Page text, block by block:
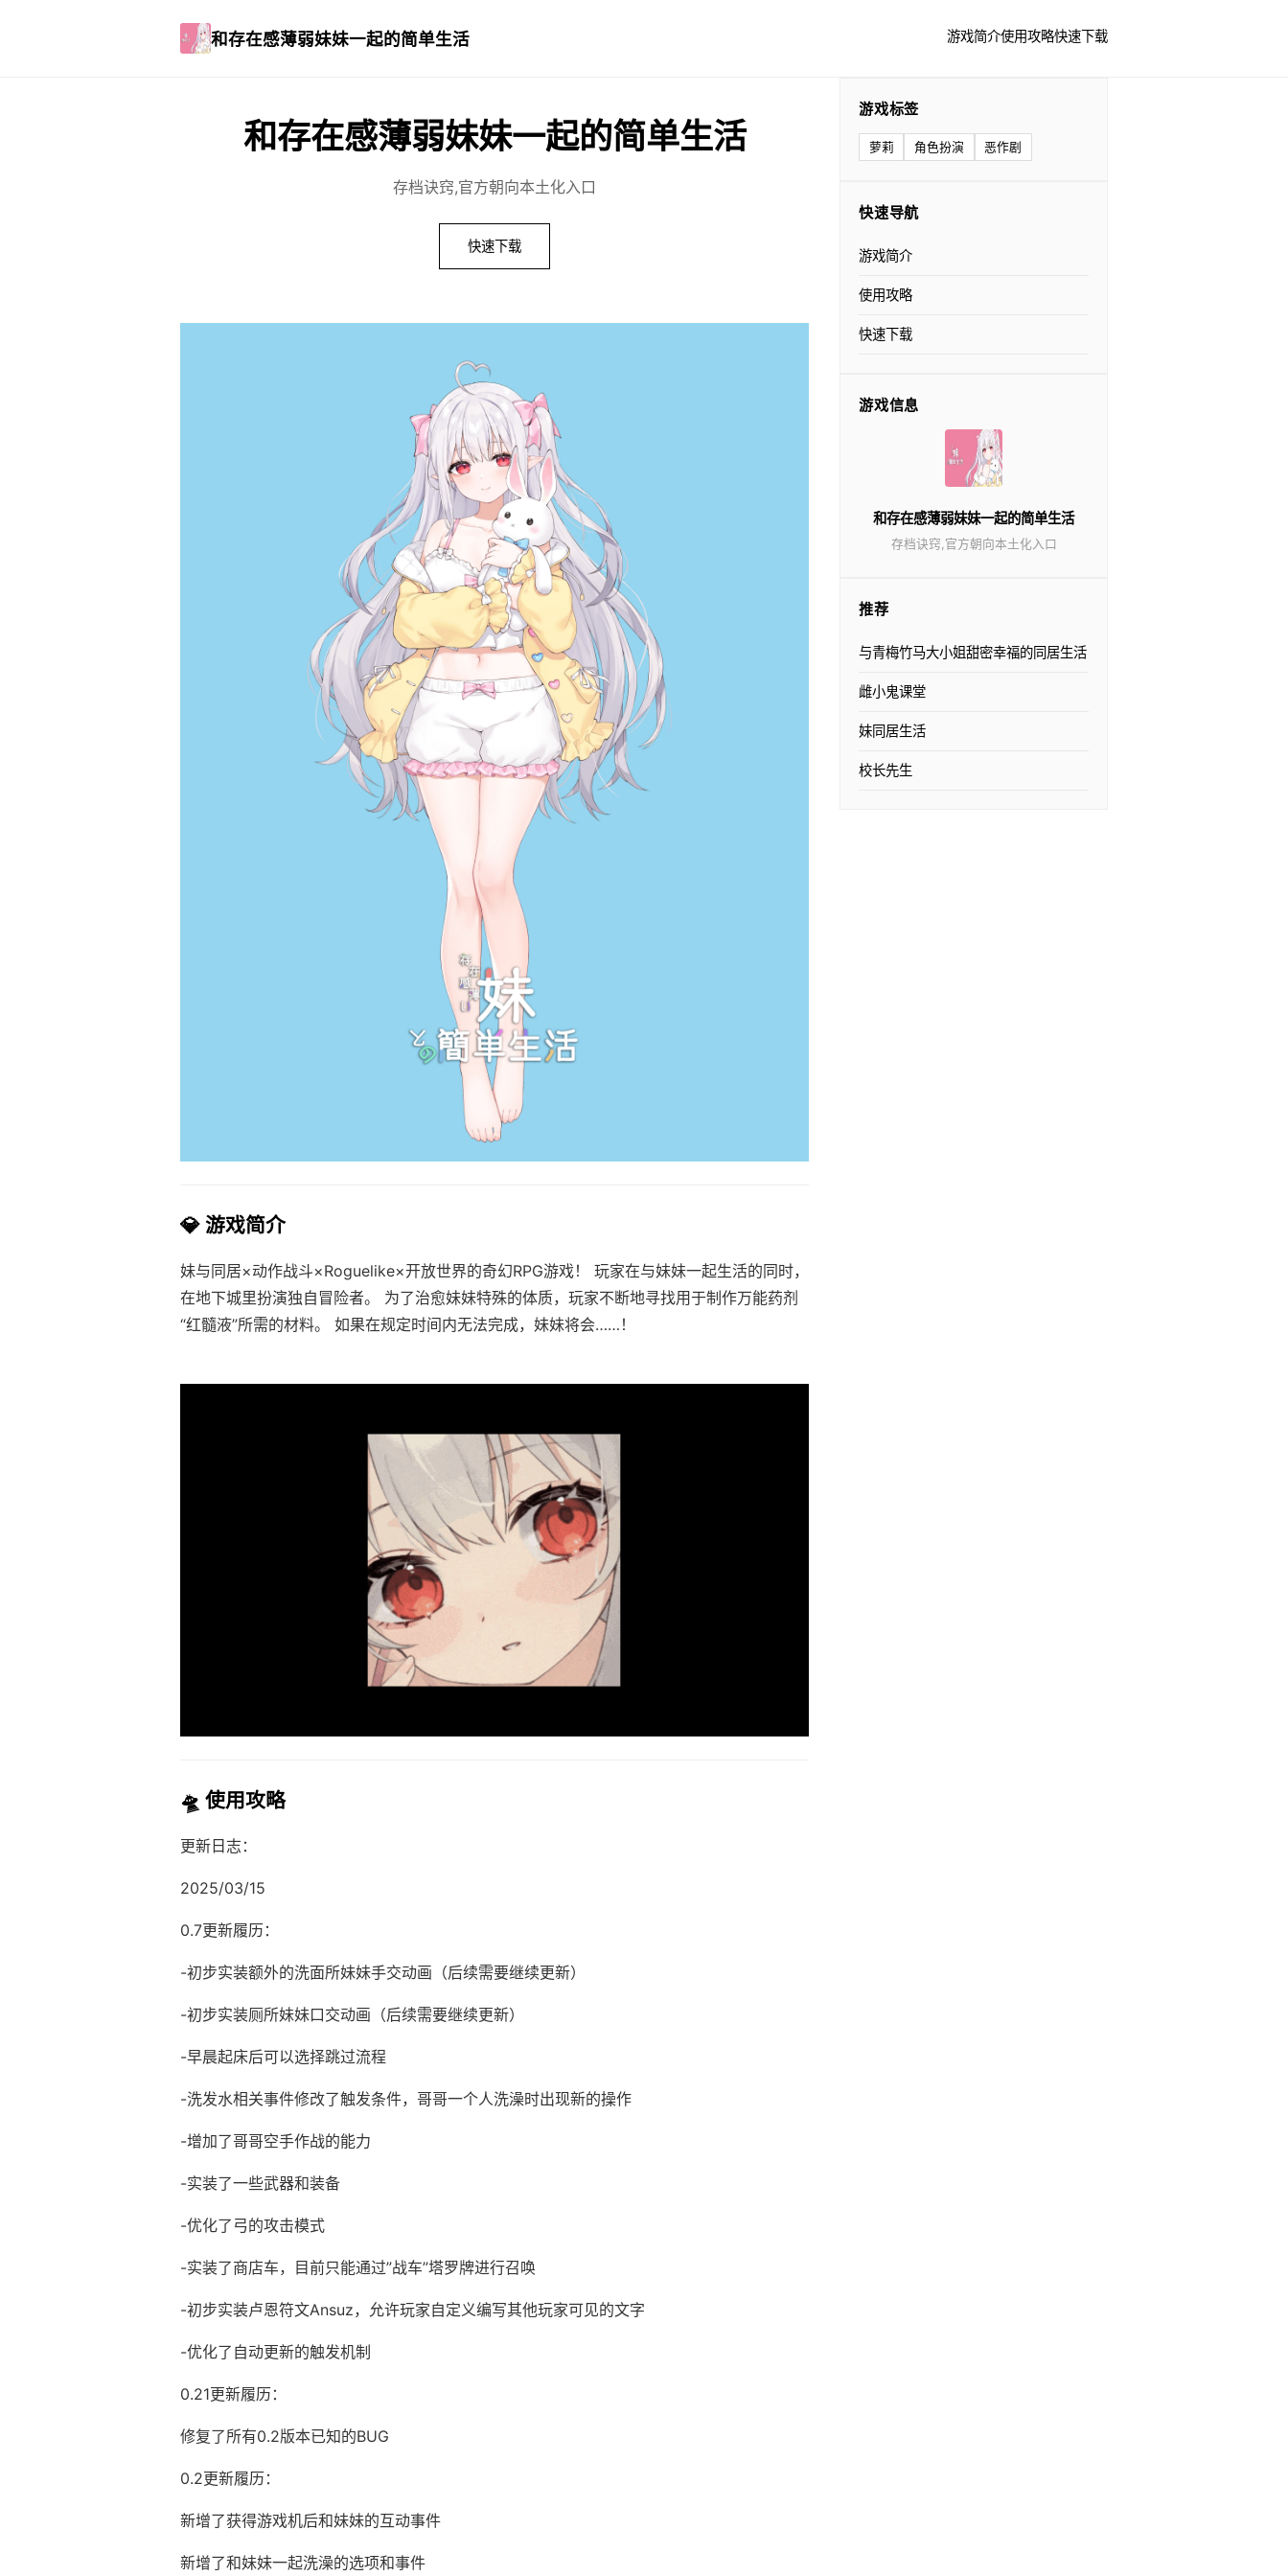
和存在感薄弱妹妹一起的简单生活 游戏简介使用攻略快速下载
和存在感薄弱妹妹一起的简单生活
存档诀窍,官方朝向本土化入口
快速下载
💎 游戏简介
妹与同居×动作战斗×Roguelike×开放世界的奇幻RPG游戏！ 玩家在与妹妹一起生活的同时，
在地下城里扮演独自冒险者。 为了治愈妹妹特殊的体质，玩家不断地寻找用于制作万能药剂
“红髓液”所需的材料。 如果在规定时间内无法完成，妹妹将会……！
🛸 使用攻略
更新日志：
2025/03/15
0.7更新履历：
-初步实装额外的洗面所妹妹手交动画（后续需要继续更新）
-初步实装厕所妹妹口交动画（后续需要继续更新）
-早晨起床后可以选择跳过流程
-洗发水相关事件修改了触发条件，哥哥一个人洗澡时出现新的操作
-增加了哥哥空手作战的能力
-实装了一些武器和装备
-优化了弓的攻击模式
-实装了商店车，目前只能通过”战车”塔罗牌进行召唤
-初步实装卢恩符文Ansuz，允许玩家自定义编写其他玩家可见的文字
-优化了自动更新的触发机制
0.21更新履历：
修复了所有0.2版本已知的BUG
0.2更新履历：
新增了获得游戏机后和妹妹的互动事件
新增了和妹妹一起洗澡的选项和事件
游戏标签
萝莉 角色扮演 恶作剧
快速导航
游戏简介
使用攻略
快速下载
游戏信息
和存在感薄弱妹妹一起的简单生活
存档诀窍,官方朝向本土化入口
推荐
与青梅竹马大小姐甜密幸福的同居生活
雌小鬼课堂
妹同居生活
校长先生